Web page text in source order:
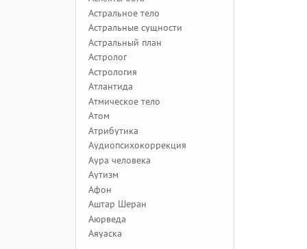
Астральное тело
Астральные сущности
Астральный план
Астролог
Астрология
Атлантида
Атмическое тело
Атом
Атрибутика
Аудиопсихокоррекция
Аура человека
Аутизм
Афон
Аштар Шеран
Аюрведа
Аяуаска